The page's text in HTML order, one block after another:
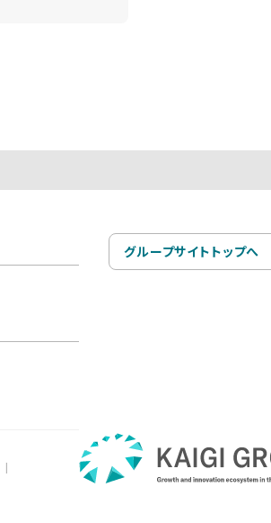
|
グループサイトトップへ